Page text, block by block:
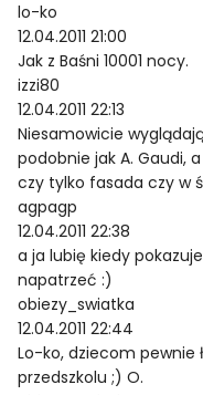
lo-ko
12.04.2011 21:00
Jak z Baśni 10001 nocy.
izzi80
12.04.2011 22:13
Niesamowicie
podobnie jak A. Gaudi,
czy tylko fasada czy w
agpagp
12.04.2011 22:38
a ja lubię kiedy
napatrzeć :)
obiezy_swiatka
12.04.2011 22:44
Lo-ko, dziecom pewnie
przedszkolu ;) O.